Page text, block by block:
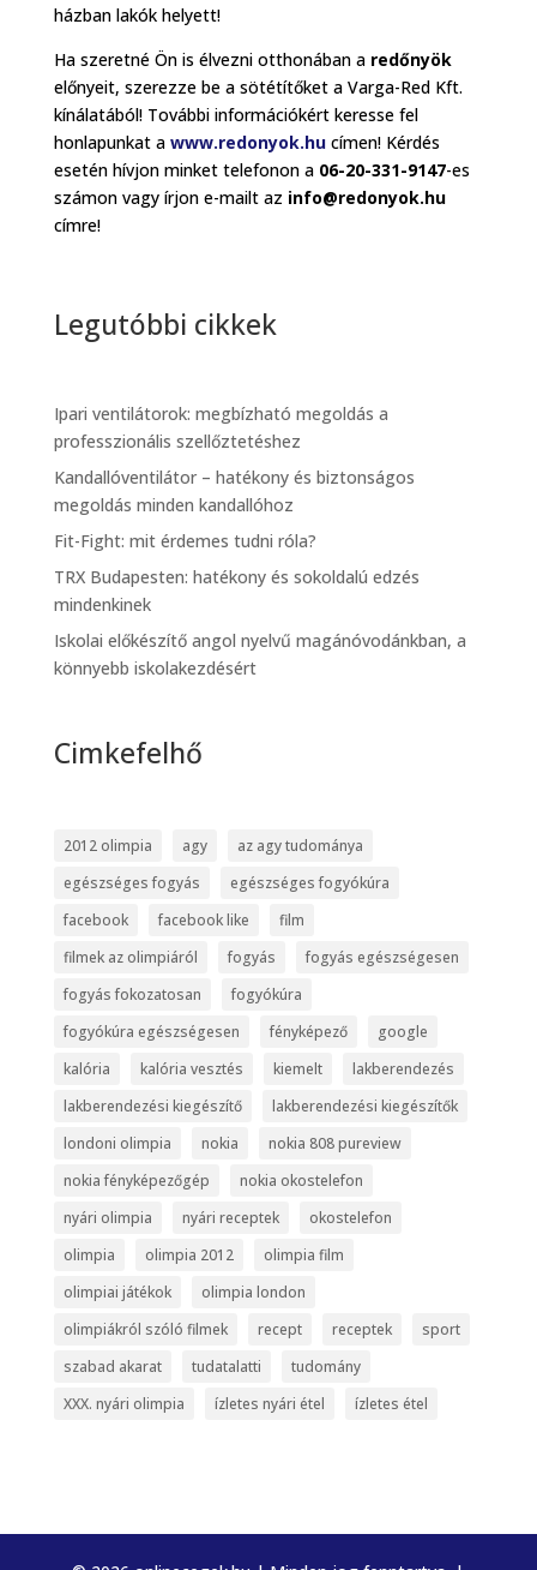
házban lakók helyett!
Ha szeretné Ön is élvezni otthonában a redőnyök
előnyeit, szerezze be a sötétítőket a Varga-Red Kft.
kínálatából! További információkért keresse fel
honlapunkat a www.redonyok.hucímen! Kérdés
esetén hívjon minket telefonon a 06-20-331-9147-es
számon vagy írjon e-mailt az info@redonyok.hu
címre!
Legutóbbi cikkek
Ipari ventilátorok: megbízható megoldás a
professzionális szellőztetéshez
Kandallóventilátor – hatékony és biztonságos
megoldás minden kandallóhoz
Fit-Fight: mit érdemes tudni róla?
TRX Budapesten: hatékony és sokoldalú edzés
mindenkinek
Iskolai előkészítő angol nyelvű magánóvodánkban, a
könnyebb iskolakezdésért
Cimkefelhő
2012 olimpia agy
az agy tudománya
egészséges fogyás
egészséges fogyókúra
facebook
facebook like
film
filmek az olimpiáról
fogyás
fogyás egészségesen
fogyás fokozatosan
fogyókúra
fogyókúra egészségesen
fényképező
google
kalória
kalória vesztés kiemelt
lakberendezés
lakberendezési kiegészítő
lakberendezési kiegészítők
londoni olimpia
nokia
nokia 808 pureview
nokia fényképezőgép
nokia okostelefon
nyári olimpia
nyári receptek
okostelefon
olimpia
olimpia 2012
olimpia film
olimpiai játékok
olimpia london
olimpiákról szóló filmek
recept receptek
sport
szabad akarat
tudatalatti
tudomány
XXX. nyári olimpia
ízletes nyári étel ízletes étel